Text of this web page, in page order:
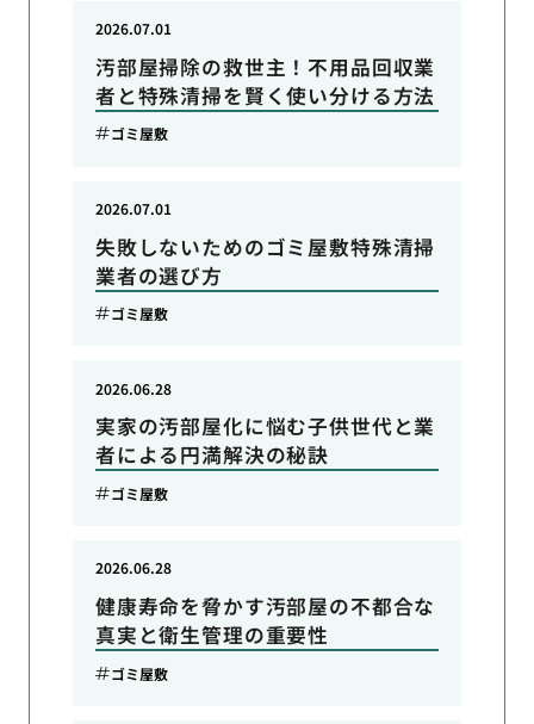
汚部屋掃除の救世主！不用品回収業
者と特殊清掃を賢く使い分ける方法
2026.07.01
ゴミ屋敷
失敗しないためのゴミ屋敷特殊清掃
業者の選び方
2026.07.01
ゴミ屋敷
実家の汚部屋化に悩む子供世代と業
者による円満解決の秘訣
2026.06.28
ゴミ屋敷
健康寿命を脅かす汚部屋の不都合な
真実と衛生管理の重要性
2026.06.28
ゴミ屋敷